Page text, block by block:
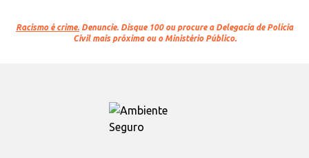
Racismo é crime. Denuncie. Disque 100 ou procure a Delegacia de Polícia
Civil mais próxima ou o Ministério Público.